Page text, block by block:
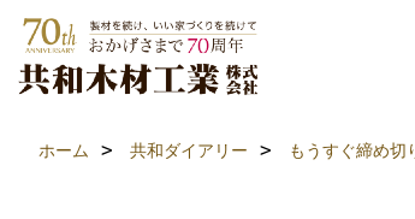
ホーム 共和ダイアリー もうすぐ締め切